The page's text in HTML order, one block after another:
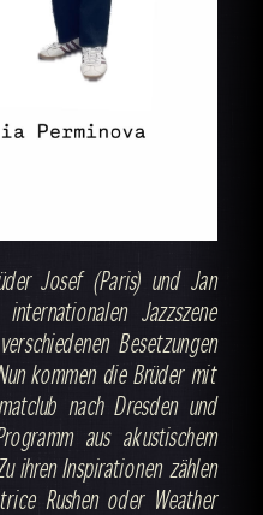
Josef (Paris) und Jan
Jazzszene
Besetzungen
kommen die Brüder mit
nach Dresden und
aus akustischem
ihren Inspirationen zählen
Rushen oder Weather